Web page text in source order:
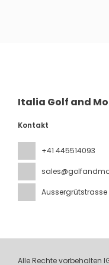
Italia Golf and
Kontakt
+41 445514093
Aussergrütstrasse
Alle Rechte vorbehalten